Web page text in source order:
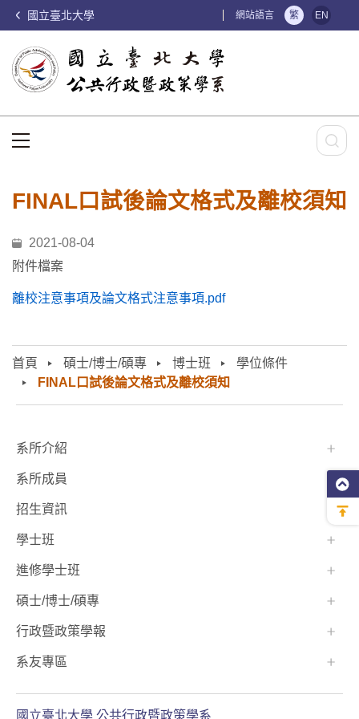
國立臺北大學 網站語言 繁 EN
首頁 碩士/博士/碩專 博士班
學位條件
FINAL口試後論文格式及離校須知
FINAL口試後論文格式及離校須知
2021-08-04
附件檔案
離校注意事項及論文格式注意事項.pdf
:::
國立臺北大學 公共行政暨政策學系
系所介紹
系所成員
招生資訊
學士班⠀⠀
進修學士班
碩士/博士/碩專
行政暨政策學報
系友專區